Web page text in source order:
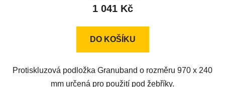
je
z
1 041 Kč
DO KOŠÍKU
Protiskluzová podložka Granuband o rozměru 970 x 240
mm určená pro použití pod žebříky.